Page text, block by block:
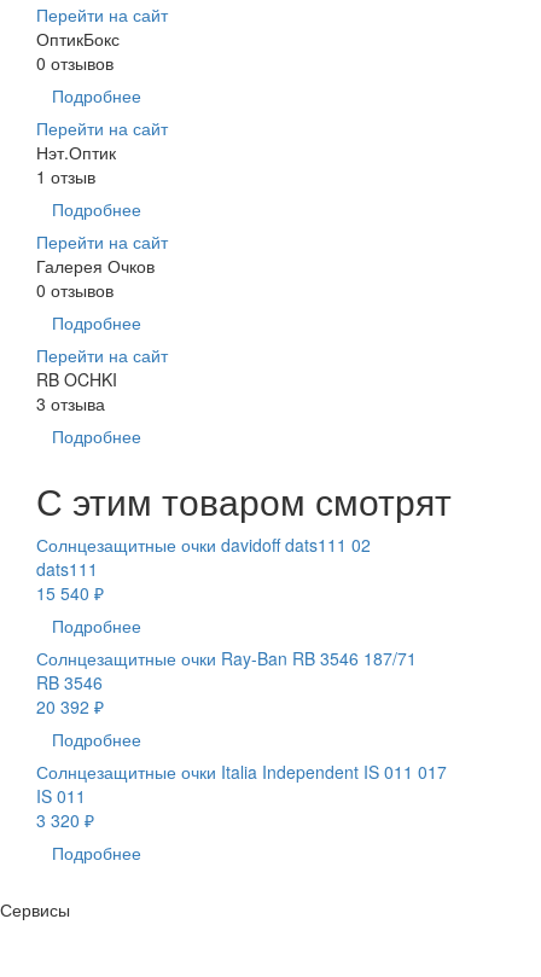
Перейти на сайт
ОптикБокс
0 отзывов
Подробнее
Перейти на сайт
Нэт.Оптик
1 отзыв
Подробнее
Перейти на сайт
Галерея Очков
0 отзывов
Подробнее
Перейти на сайт
RB OCHKI
3 отзыва
Подробнее
С этим товаром смотрят
Солнцезащитные очки davidoff dats111 02
dats111
15 540 ₽
Подробнее
Солнцезащитные очки Ray-Ban RB 3546 187/71
RB 3546
20 392 ₽
Подробнее
Солнцезащитные очки Italia Independent IS 011 017
IS 011
3 320 ₽
Подробнее
Сервисы